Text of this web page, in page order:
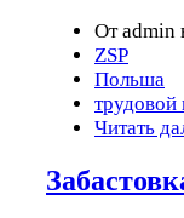
От admin
ZSP
Польша
трудовой
Читать